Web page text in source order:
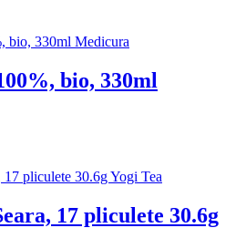
bio, 330ml
17 pliculete 30.6g